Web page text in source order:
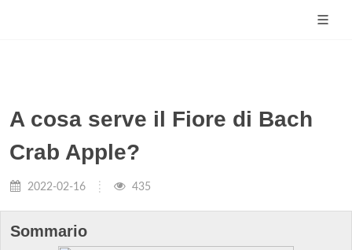
A cosa serve il Fiore di Bach
Crab Apple?
2022-02-16 435
Sommario